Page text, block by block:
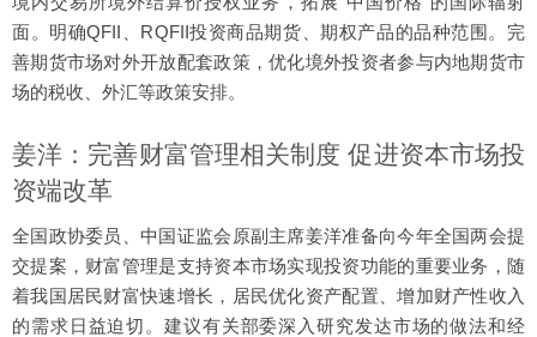
面。明确QFII、RQFII投资商品期货、期权产品的品种范围。完
善期货市场对外开放配套政策，优化境外投资者参与内地期货市
场的税收、外汇等政策安排。
姜洋：完善财富管理相关制度 促进资本市场投
资端改革
全国政协委员、中国证监会原副主席姜洋准备向今年全国两会提
交提案，财富管理是支持资本市场实现投资功能的重要业务，随
着我国居民财富快速增长，居民优化资产配置、增加财产性收入
的需求日益迫切。建议有关部委深入研究发达市场的做法和经